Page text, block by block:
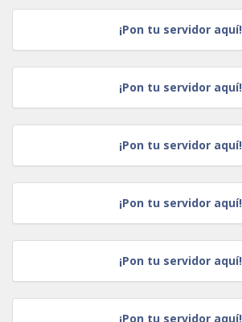
¡Pon tu servidor aquí!
¡Pon tu servidor aquí!
¡Pon tu servidor aquí!
¡Pon tu servidor aquí!
¡Pon tu servidor aquí!
¡Pon tu servidor aquí!